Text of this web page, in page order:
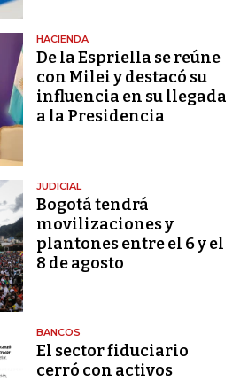
HACIENDA
De la Espriella se reúne
con Milei y destacó su
influencia en su llegada
a la Presidencia
JUDICIAL
Bogotá tendrá
movilizaciones y
plantones entre el 6 y el
8 de agosto
BANCOS
El sector fiduciario
cerró con activos